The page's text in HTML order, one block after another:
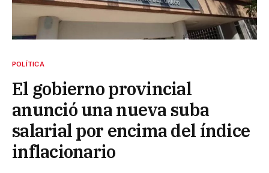
POLÍTICA
El gobierno provincial
anunció una nueva suba
salarial por encima del índice
inflacionario